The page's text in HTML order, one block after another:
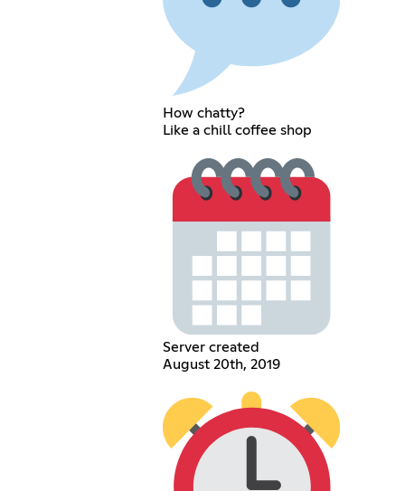
How chatty?
Like a chill coffee shop
Server created
August 20th, 2019